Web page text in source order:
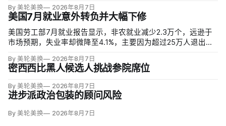
By 美轮美换 2026年8月7日
美国7月就业意外转负并大幅下修
美国劳工部7月就业报告显示，非农就业减少2.3万个，远逊于
市场预期，失业率却微降至4.1%，主要因为超过25万人退出劳
岁黄金年龄人群参与率为83.4%，仍低于近期84%的高点。
By 美轮美换 2026年8月7日
密西西比黑人候选人挑战参院席位
By 美轮美换 2026年8月7日
进步派政治包装的顾问风险
By 美轮美换 2026年8月7日